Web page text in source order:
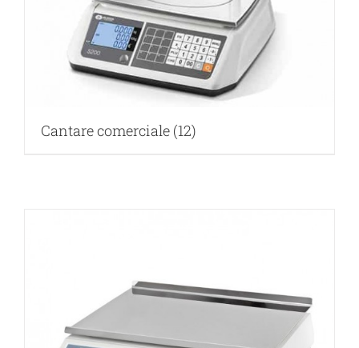
Cantare comerciale (12)